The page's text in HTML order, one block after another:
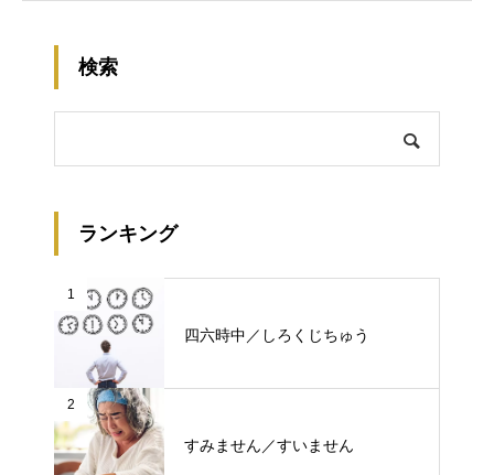
検索
ランキング
1
四六時中／しろくじちゅう
2
すみません／すいません